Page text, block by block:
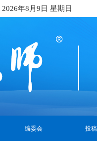
2026年8月9日 星期日
编委会 投